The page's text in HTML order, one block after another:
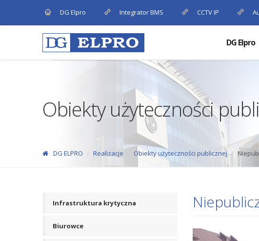
DG Elpro Integrator BMS CCTV IP
DG Elpro
Obiekty użyteczności
DG ELPRO Realizacje Obiekty użyteczności publicznej
Infrastruktura krytyczna
Biurowce